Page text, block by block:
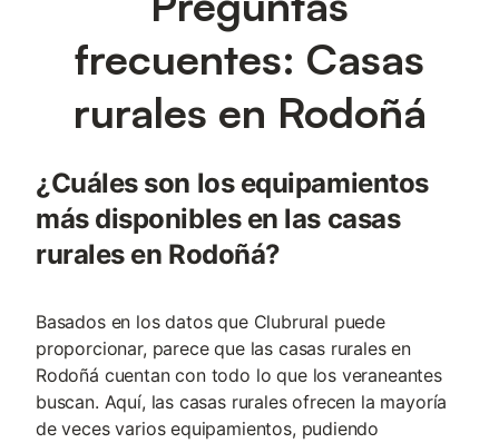
frecuentes: Casas
rurales en Rodoñá
¿Cuáles son los equipamientos
más disponibles en las casas
rurales en Rodoñá?
Basados en los datos que Clubrural puede
proporcionar, parece que las casas rurales en
Rodoñá cuentan con todo lo que los veraneantes
buscan. Aquí, las casas rurales ofrecen la mayoría
de veces varios equipamientos, pudiendo